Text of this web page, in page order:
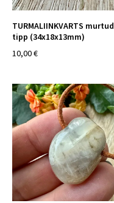
TURMALIINKVARTS murtud
tipp (34x18x13mm)
10,00 €